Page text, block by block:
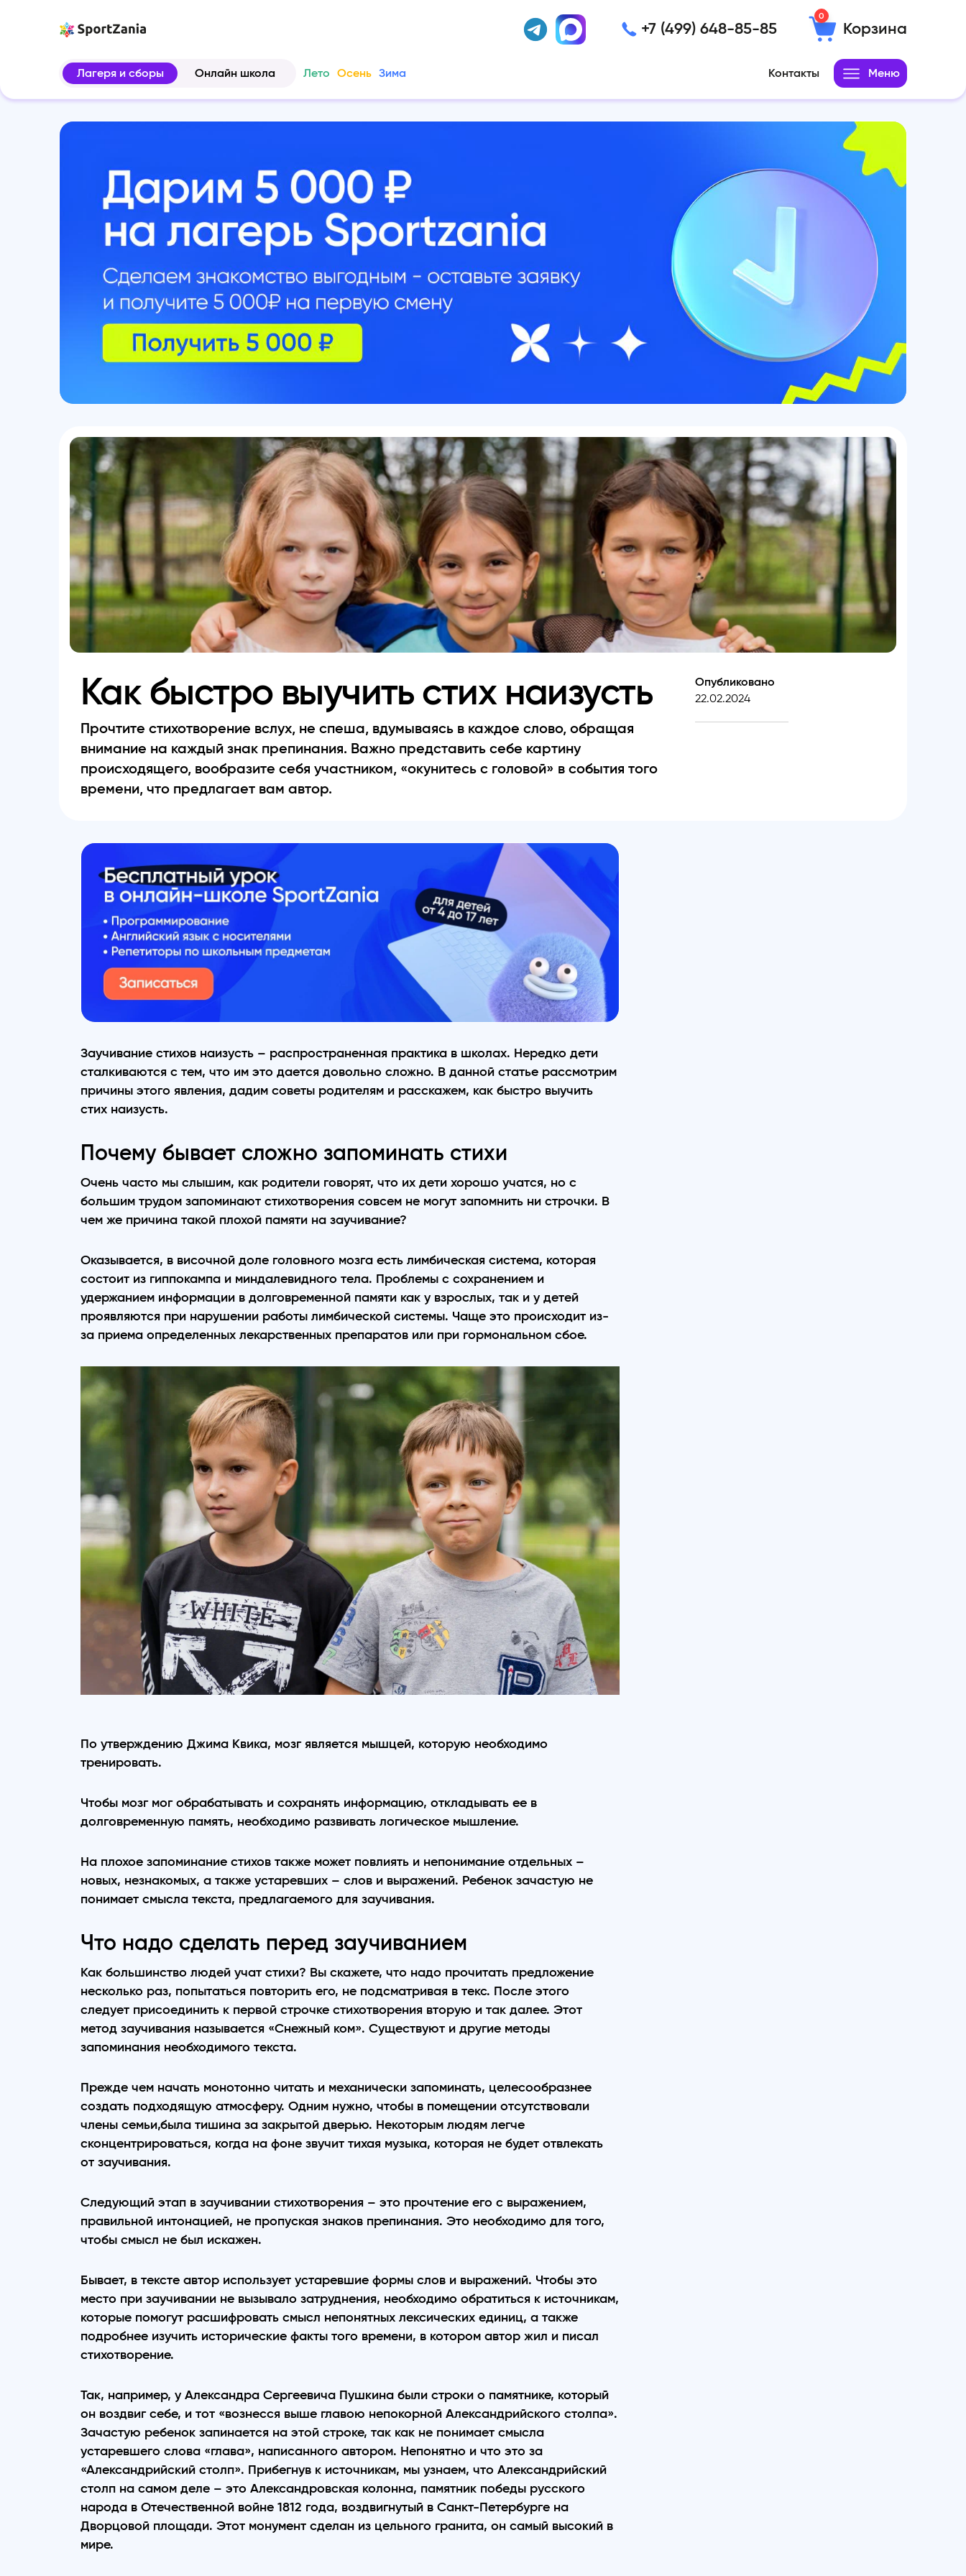
+7 (499) 648-85-85
0
Корзина
Контакты Меню
Лагеря и сборы Онлайн школа Лето Осень Зима
Как быстро выучить стих наизусть
Прочтите стихотворение вслух, не спеша, вдумываясь в каждое слово, обращая
внимание на каждый знак препинания. Важно представить себе картину
происходящего, вообразите себя участником, «окунитесь с головой» в события того
времени, что предлагает вам автор.
Опубликовано
22.02.2024
Заучивание стихов наизусть – распространенная практика в школах. Нередко дети
сталкиваются с тем, что им это дается довольно сложно. В данной статье рассмотрим
причины этого явления, дадим советы родителям и расскажем, как быстро выучить
стих наизусть.
Почему бывает сложно запоминать стихи
Очень часто мы слышим, как родители говорят, что их дети хорошо учатся, но с
большим трудом запоминают стихотворения совсем не могут запомнить ни строчки. В
чем же причина такой плохой памяти на заучивание?
Оказывается, в височной доле головного мозга есть лимбическая система, которая
состоит из гиппокампа и миндалевидного тела. Проблемы с сохранением и
удержанием информации в долговременной памяти как у взрослых, так и у детей
проявляются при нарушении работы лимбической системы. Чаще это происходит из-
за приема определенных лекарственных препаратов или при гормональном сбое.
По утверждению Джима Квика, мозг является мышцей, которую необходимо
тренировать.
Чтобы мозг мог обрабатывать и сохранять информацию, откладывать ее в
долговременную память, необходимо развивать логическое мышление.
На плохое запоминание стихов также может повлиять и непонимание отдельных –
новых, незнакомых, а также устаревших – слов и выражений. Ребенок зачастую не
понимает смысла текста, предлагаемого для заучивания.
Что надо сделать перед заучиванием
Как большинство людей учат стихи? Вы скажете, что надо прочитать предложение
несколько раз, попытаться повторить его, не подсматривая в текс. После этого
следует присоединить к первой строчке стихотворения вторую и так далее. Этот
метод заучивания называется «Снежный ком». Существуют и другие методы
запоминания необходимого текста.
Прежде чем начать монотонно читать и механически запоминать, целесообразнее
создать подходящую атмосферу. Одним нужно, чтобы в помещении отсутствовали
члены семьи,была тишина за закрытой дверью. Некоторым людям легче
сконцентрироваться, когда на фоне звучит тихая музыка, которая не будет отвлекать
от заучивания.
Следующий этап в заучивании стихотворения – это прочтение его с выражением,
правильной интонацией, не пропуская знаков препинания. Это необходимо для того,
чтобы смысл не был искажен.
Бывает, в тексте автор использует устаревшие формы слов и выражений. Чтобы это
место при заучивании не вызывало затруднения, необходимо обратиться к источникам,
которые помогут расшифровать смысл непонятных лексических единиц, а также
подробнее изучить исторические факты того времени, в котором автор жил и писал
стихотворение.
Так, например, у Александра Сергеевича Пушкина были строки о памятнике, который
он воздвиг себе, и тот «вознесся выше главою непокорной Александрийского столпа».
Зачастую ребенок запинается на этой строке, так как не понимает смысла
устаревшего слова «глава», написанного автором. Непонятно и что это за
«Александрийский столп». Прибегнув к источникам, мы узнаем, что Александрийский
столп на самом деле – это Александровская колонна, памятник победы русского
народа в Отечественной войне 1812 года, воздвигнутый в Санкт-Петербурге на
Дворцовой площади. Этот монумент сделан из цельного гранита, он самый высокий в
мире.